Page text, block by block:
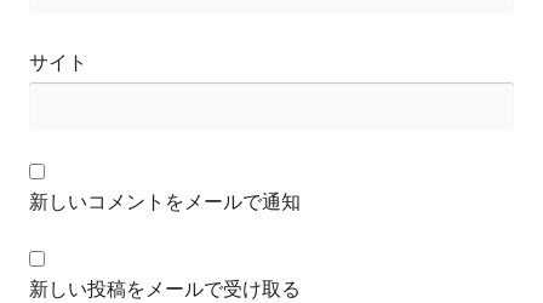
サイト
新しいコメントをメールで通知
新しい投稿をメールで受け取る